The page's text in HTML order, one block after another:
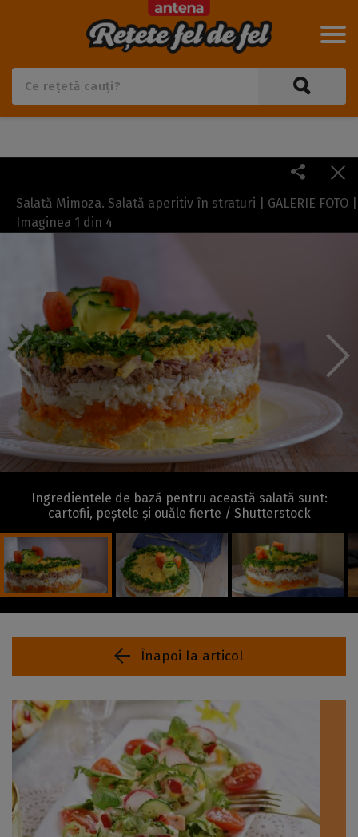
Salată Mimoza. Salată aperitiv în straturi | GALERIE FOTO |
Imaginea 1 din 4
Ingredientele de bază pentru această salată sunt:
cartofii, peștele și ouăle fierte / Shutterstock
Înapoi la articol